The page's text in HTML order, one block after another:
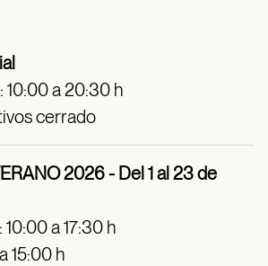
10:00 a 20:30 h
cerrado
2026 - Del 1 al 23 de
a 17:30 h
15:00 h